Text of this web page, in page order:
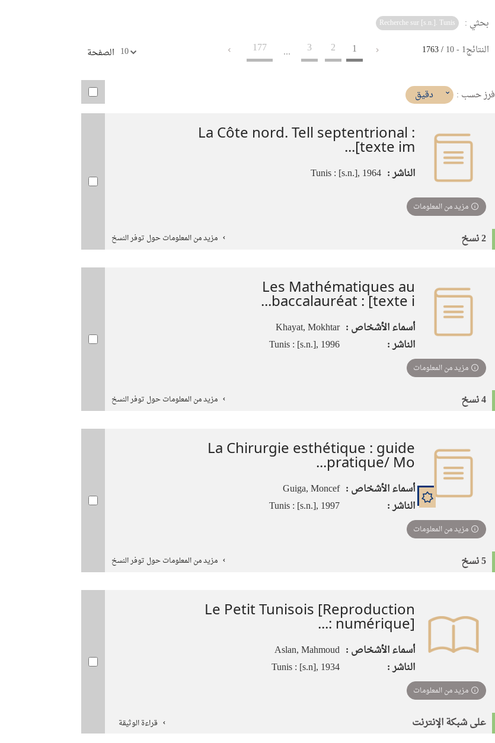
بحثي : Recherche sur [s.n.]. Tunis
النتائج1
-
10
/ 1763
1
2
3
...
177
10 الصفحة
فرز حسب : (imediat
تأثير)
دقيق
La Côte nord. Tell septentrional :
[texte im...
الناشر : Tunis : [s.n.], 1964
مزيد من المعلومات
2 نسخ مزيد من المعلومات حول توفر النسخ
Les Mathématiques au
baccalauréat : [texte i...
أسماء الأشخاص : Khayat, Mokhtar
الناشر :
Tunis : [s.n.], 1996
مزيد من المعلومات
4 نسخ مزيد من المعلومات حول توفر النسخ
La Chirurgie esthétique : guide
pratique/ Mo...
أسماء الأشخاص : Guiga, Moncef
الناشر :
Tunis : [s.n.], 1997
مزيد من المعلومات
5 نسخ مزيد من المعلومات حول توفر النسخ
Le Petit Tunisois [Reproduction
numérique] :...
أسماء الأشخاص : Aslan, Mahmoud
الناشر :
Tunis : [s.n], 1934
مزيد من المعلومات
على شبكة الإنترنت قراءة الوثيقة